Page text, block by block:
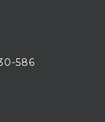
586